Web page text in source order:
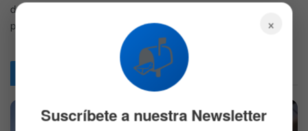
de vida de lo contrario se cambiara por otra plantación como la
palma aceitera y el arroz
Relacionados
×
📬
Suscríbete a nuestra Newsletter